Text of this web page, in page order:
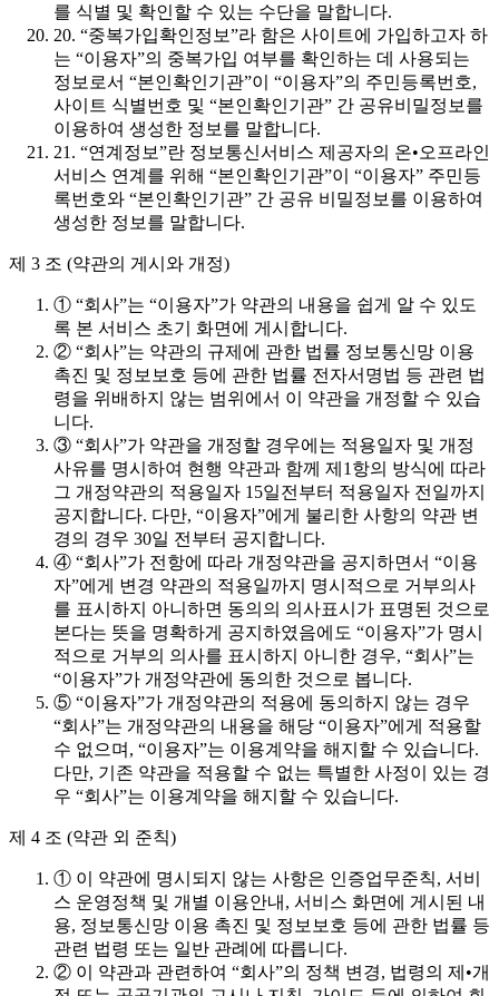
를 식별 및 확인할 수 있는 수단을 말합니다.
20. “중복가입확인정보”라 함은 사이트에 가입하고자 하
는 “이용자”의 중복가입 여부를 확인하는 데 사용되는
정보로서 “본인확인기관”이 “이용자”의 주민등록번호,
사이트 식별번호 및 “본인확인기관” 간 공유비밀정보를
이용하여 생성한 정보를 말합니다.
21. “연계정보”란 정보통신서비스 제공자의 온•오프라인
서비스 연계를 위해 “본인확인기관”이 “이용자” 주민등
록번호와 “본인확인기관” 간 공유 비밀정보를 이용하여
생성한 정보를 말합니다.
제 3 조 (약관의 게시와 개정)
① “회사”는 “이용자”가 약관의 내용을 쉽게 알 수 있도
록 본 서비스 초기 화면에 게시합니다.
② “회사”는 약관의 규제에 관한 법률 정보통신망 이용
촉진 및 정보보호 등에 관한 법률 전자서명법 등 관련 법
령을 위배하지 않는 범위에서 이 약관을 개정할 수 있습
니다.
③ “회사”가 약관을 개정할 경우에는 적용일자 및 개정
사유를 명시하여 현행 약관과 함께 제1항의 방식에 따라
그 개정약관의 적용일자 15일전부터 적용일자 전일까지
공지합니다. 다만, “이용자”에게 불리한 사항의 약관 변
경의 경우 30일 전부터 공지합니다.
④ “회사”가 전항에 따라 개정약관을 공지하면서 “이용
자”에게 변경 약관의 적용일까지 명시적으로 거부의사
를 표시하지 아니하면 동의의 의사표시가 표명된 것으로
본다는 뜻을 명확하게 공지하였음에도 “이용자”가 명시
적으로 거부의 의사를 표시하지 아니한 경우, “회사”는
“이용자”가 개정약관에 동의한 것으로 봅니다.
⑤ “이용자”가 개정약관의 적용에 동의하지 않는 경우
“회사”는 개정약관의 내용을 해당 “이용자”에게 적용할
수 없으며, “이용자”는 이용계약을 해지할 수 있습니다.
다만, 기존 약관을 적용할 수 없는 특별한 사정이 있는 경
우 “회사”는 이용계약을 해지할 수 있습니다.
제 4 조 (약관 외 준칙)
① 이 약관에 명시되지 않는 사항은 인증업무준칙, 서비
스 운영정책 및 개별 이용안내, 서비스 화면에 게시된 내
용, 정보통신망 이용 촉진 및 정보보호 등에 관한 법률 등
관련 법령 또는 일반 관례에 따릅니다.
② 이 약관과 관련하여 “회사”의 정책 변경, 법령의 제•개